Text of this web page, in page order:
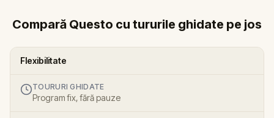
Compară Questo cu tururile ghidate pe jos
Flexibilitate
TOURURI GHIDATE
Program fix, fără pauze